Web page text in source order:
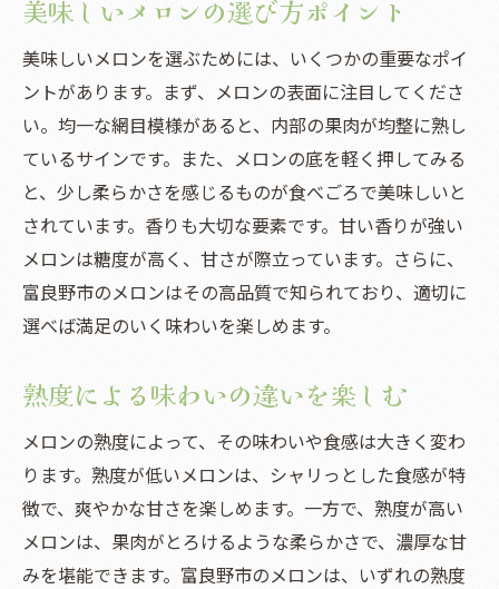
美味しいメロンの選び方ポイント
美味しいメロンを選ぶためには、いくつかの重要なポイ
ントがあります。まず、メロンの表面に注目してくださ
い。均一な網目模様があると、内部の果肉が均整に熟し
ているサインです。また、メロンの底を軽く押してみる
と、少し柔らかさを感じるものが食べごろで美味しいと
されています。香りも大切な要素です。甘い香りが強い
メロンは糖度が高く、甘さが際立っています。さらに、
富良野市のメロンはその高品質で知られており、適切に
選べば満足のいく味わいを楽しめます。
熟度による味わいの違いを楽しむ
メロンの熟度によって、その味わいや食感は大きく変わ
ります。熟度が低いメロンは、シャリっとした食感が特
徴で、爽やかな甘さを楽しめます。一方で、熟度が高い
メロンは、果肉がとろけるような柔らかさで、濃厚な甘
みを堪能できます。富良野市のメロンは、いずれの熟度